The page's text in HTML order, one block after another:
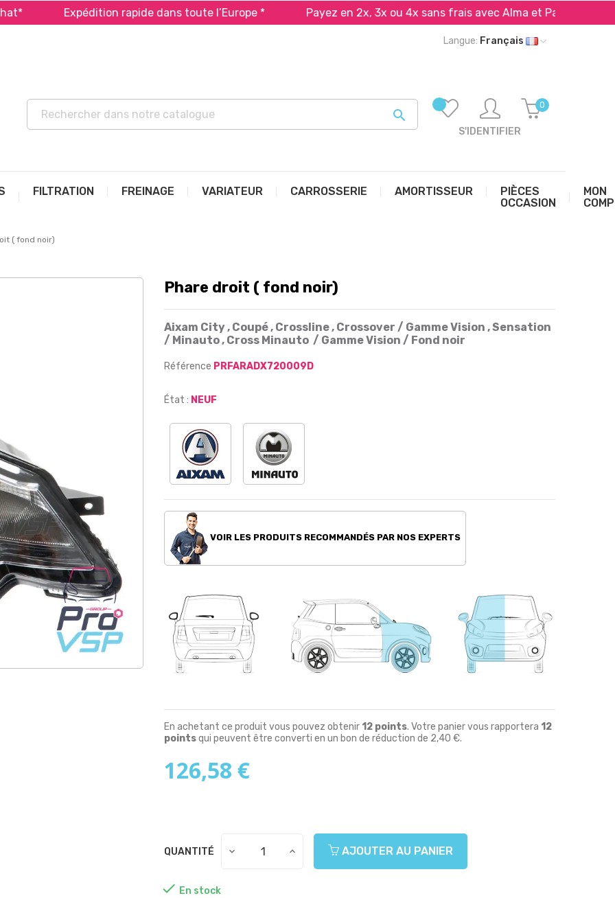
Expédition rapide dans toute l’Europe * Payez en 2x, 3x ou 4x sans frais avec Alma et PayPal*
Langue: Français

S'IDENTIFIER
0
FILTRATION FREINAGE VARIATEUR CARROSSERIE AMORTISSEUR
PIÈCES
OCCASION
MON
( fond noir)
Phare droit ( fond noir)
Aixam City , Coupé , Crossline , Crossover / Gamme Vision , Sensation
/ Minauto , Cross Minauto / Gamme Vision / Fond noir
Référence PRFARADX720009D
État : NEUF
VOIR LES PRODUITS RECOMMANDÉS PAR NOS EXPERTS
En achetant ce produit vous pouvez obtenir 12 points. Votre panier vous rapportera 12
pointsqui peuvent être converti en un bon de réduction de 2,40 €.
126,58 €
QUANTITÉ AJOUTER AU PANIER
 En stock